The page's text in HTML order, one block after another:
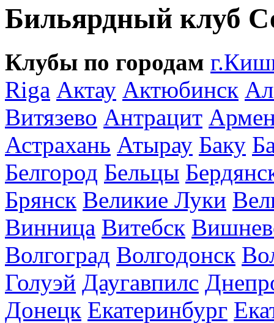
Бильярдный клуб
Клубы по городам
Riga Актау Актюбинск
Витязево Антрацит
Астрахань Атырау Баку
Белгород Бельцы
Брянск Великие Луки
Винница Витебск
Волгоград Волгодонск
Голуэй Даугавпилс
Донецк Екатеринбург